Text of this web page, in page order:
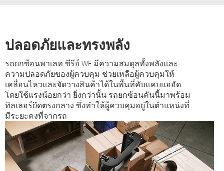
ปลอดภัยและทรงพลัง
รถยกซ้อนพาเลท ซีรีย์ WF มีความสมดุลทั้งพลังและ
ความปลอดภัยของผู้ควบคุม ช่วยเหลือผู้ควบคุมให้
เคลื่อนไหวและจัดวางสินค้าได้ในพื้นที่คับแคบแออัด
โดยใช้แรงน้อยกว่า ยิ่งกว่านั้น รถยกซ้อนคันนี้มาพร้อม
ทิลเลอร์ยึดตรงกลาง ซึ่งทำให้ผู้ควบคุมอยู่ในตำแหน่งที่
มีระยะคงที่จากรถ